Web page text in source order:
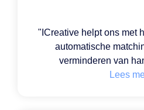
"ICreative helpt ons met
automatische
verminderen van
Lees